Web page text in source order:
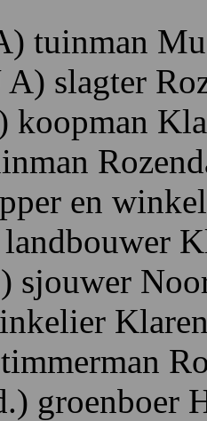
tuinman
A) slagter R
koopman K
R
en
landbouwer K
sjouwer N
K
timmerman R
groenboer